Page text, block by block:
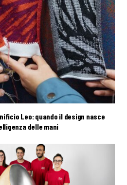
Leo: quando il design nasce
delle mani